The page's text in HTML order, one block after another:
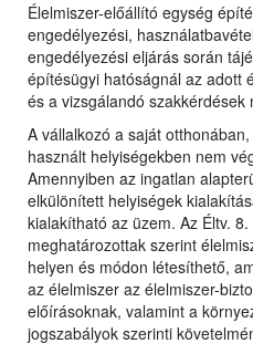
Élelmiszer-előállító egység
engedélyezési,
engedélyezési eljárás során
építésügyi hatóságnál az adott
és a vizsgálandó
A vállalkozó a saját
használt helyiségekben nem
Amennyiben az ingatlan
elkülönített helyiségek
kialakítható az üzem. Az Éltv.
meghatározottak szerint
helyen és módon létesíthető,
az élelmiszer az élelmiszer-
előírásoknak, valamint a
jogszabályok szerinti